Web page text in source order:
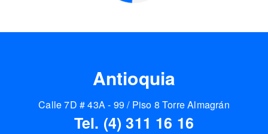
Antioquia
Calle 7D # 43A - 99 / Piso 8 Torre Almagrán
Tel. (4) 311 16 16